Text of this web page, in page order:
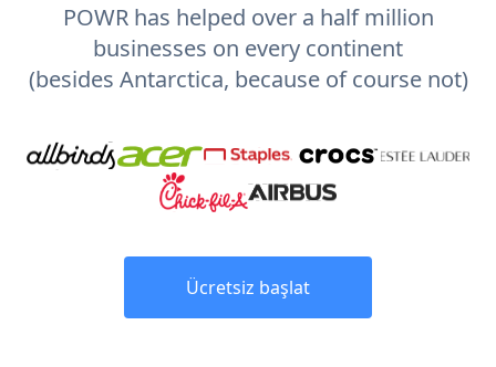
POWR has helped over a half million
businesses on every continent
(besides Antarctica, because of course not)
Ücretsiz başlat